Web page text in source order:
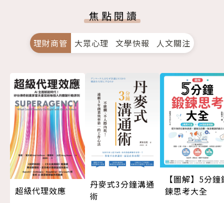
焦點閱讀
理財商管 大眾心理 文學快報 人文關注
超級代理效應
丹麥式3分鐘溝通
術
【圖解】5分鐘
鍊思考大全